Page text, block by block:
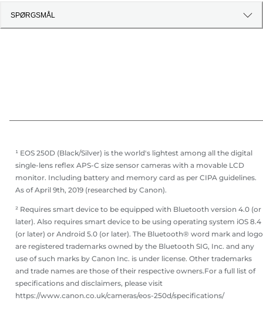
SPØRGSMÅL
¹ EOS 250D (Black/Silver) is the world's lightest among all the digital
single-lens reflex APS-C size sensor cameras with a movable LCD
monitor. Including battery and memory card as per CIPA guidelines.
As of April 9th, 2019 (researched by Canon).
² Requires smart device to be equipped with Bluetooth version 4.0 (or
later). Also requires smart device to be using operating system iOS 8.4
(or later) or Android 5.0 (or later). The Bluetooth® word mark and
are registered trademarks owned by the Bluetooth SIG, Inc. and any
use of such marks by Canon Inc. is under license. Other trademarks
and trade names are those of their respective owners.For a full list of
specifications and disclaimers, please visit
https://www.canon.co.uk/cameras/eos-250d/specifications/